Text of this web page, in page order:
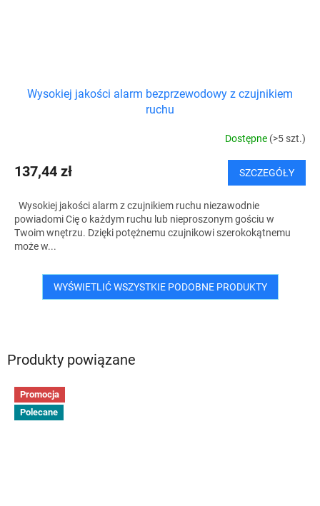
Produkty powiązane
Promocja
Polecane
Wysokiej jakości alarm bezprzewodowy z czujnikiem
ruchu
Dostępne (>5 szt.)
137,44 zł SZCZEGÓŁY
Wysokiej jakości alarm z czujnikiem ruchu niezawodnie
powiadomi Cię o każdym ruchu lub nieproszonym gościu w
Twoim wnętrzu. Dzięki potężnemu czujnikowi szerokokątnemu
może w...
WYŚWIETLIĆ WSZYSTKIE PODOBNE PRODUKTY